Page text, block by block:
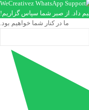
داد. از صبر شما سپاس گزاریم!
ما در کنار شما خواهیم بود.